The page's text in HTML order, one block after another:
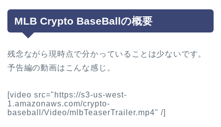
MLB Crypto BaseBallの概要
残念ながら現時点で分かっていることは少ないです。
予告編の動画はこんな感じ。
[video src="https://s3-us-west-
1.amazonaws.com/crypto-
baseball/Video/mlbTeaserTrailer.mp4" /]